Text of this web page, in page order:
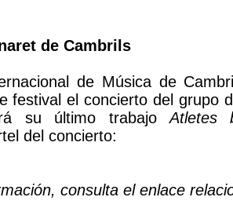
de Cambrils
de Música de
festival el concierto del grupo
su
último trabajo Atletes
del concierto:
, consulta el enlace